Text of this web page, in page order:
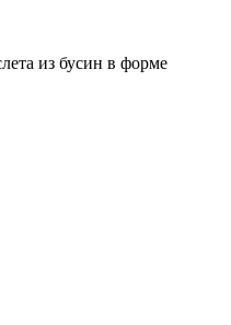
из бусин в форме